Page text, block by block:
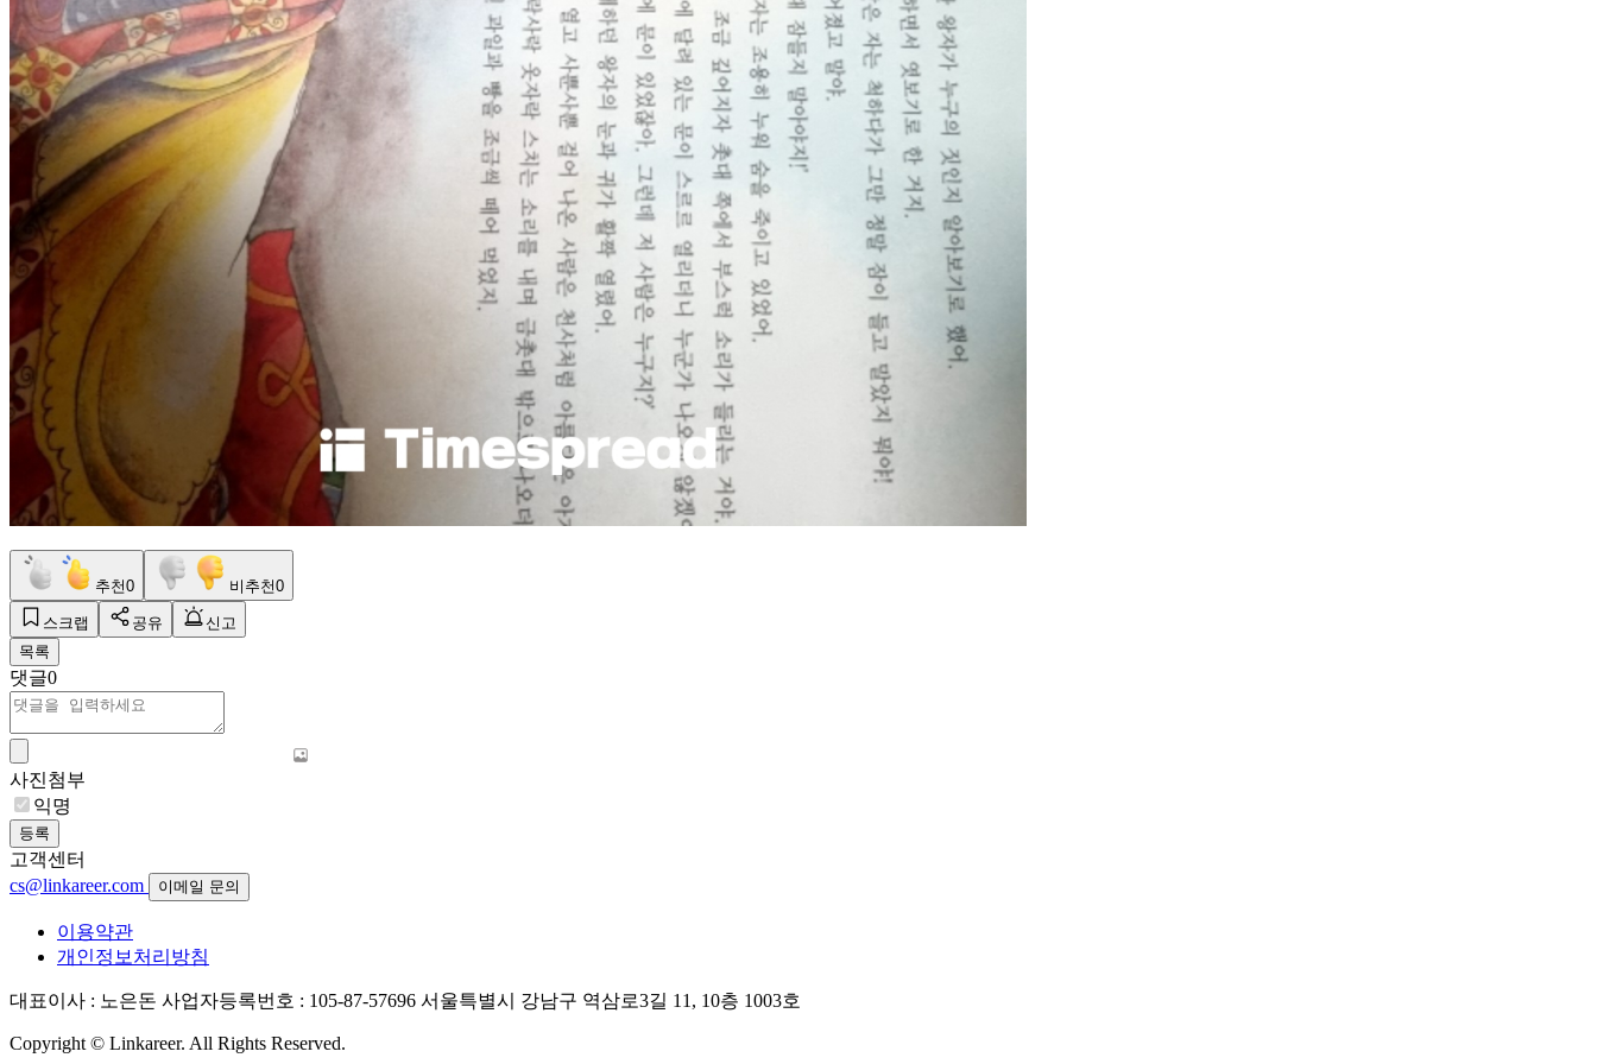
추천0 비추천0
스크랩 공유
신고
목록
댓글0
사진첨부
익명
등록
고객센터
cs@linkareer.com
이메일 문의
이용약관
개인정보처리방침
대표이사 : 노은돈 사업자등록번호 : 105-87-57696 서울특별시 강남구 역삼로3길 11, 10층 1003호
Copyright © Linkareer. All Rights Reserved.